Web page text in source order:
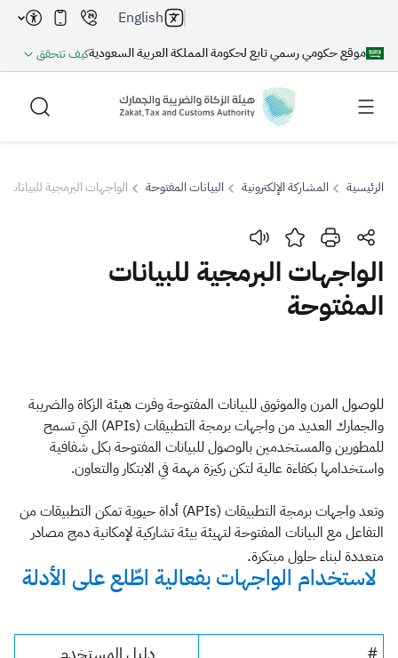
موقع حكومي رسمي تابع لحكومة المملكة العربية السعوديةكيف تتحقق
English
بحث
بحث
الزكاة الجمارك
ضريبة القيمة المضافة
الإقرار الضريبي
التصرفات العقارية
الرئيسية المشاركة الإلكترونية البيانات المفتوحة الواجهات البرمجية للبيانات
الواجهات البرمجية للبيانات
المفتوحة
للوصول المرن والموثوق للبيانات المفتوحة وفرت هيئة الزكاة والضريبة
والجمارك العديد من واجهات برمجة التطبيقات (APIs) التي تسمح
للمطورين والمستخدمين بالوصول للبيانات المفتوحة بكل شفافية
واستخدامها بكفاءة عالية لتكن ركيزة مهمة في الابتكار والتعاون.
وتعد واجهات برمجة التطبيقات (APIs) أداة حيوية تمكن التطبيقات من
التفاعل مع البيانات المفتوحة لتهيئة بيئة تشاركية لإمكانية دمج مصادر
متعددة لبناء حلول مبتكرة.
لاستخدام الواجهات بفعالية ا​طّلع على الأدلة
#
دليل المستخدم